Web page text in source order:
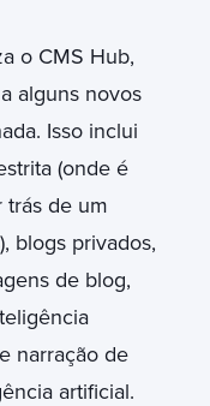
o CMS Hub,
alguns novos
Isso inclui
(onde é
trás de um
blogs privados,
de blog,
narração de
artificial.